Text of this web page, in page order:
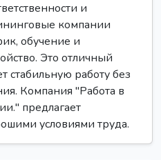
и
компании
обучение и
Это отличный
стабильную работу без
Компания "Работа в
предлагает
условиями труда.